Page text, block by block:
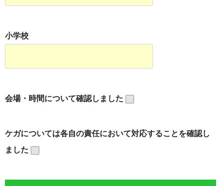
小学校
会場・時間について確認しました
ケガについては各自の責任において対応することを確認し
ました